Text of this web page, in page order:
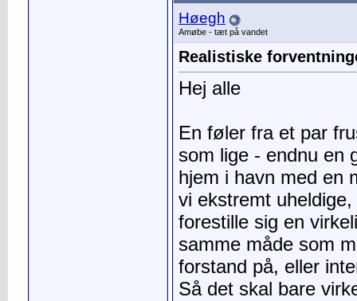
Høegh
Amøbe - tæt på vandet
Realistiske
Hej alle
En føler fra et par
som lige - endnu en
hjem i havn med en
vi ekstremt
forestille sig en
samme måde som
forstand på, eller
Så det skal bare